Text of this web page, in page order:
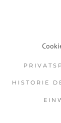
HISTORIE